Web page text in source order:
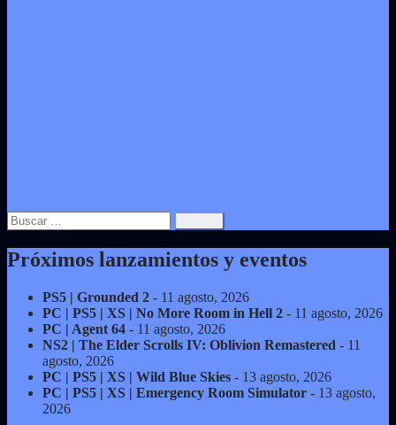
Buscar:
Próximos lanzamientos y eventos
PS5 | Grounded 2 - 11 agosto, 2026
PC | PS5 | XS | No More Room in Hell 2 - 11 agosto, 2026
PC | Agent 64 - 11 agosto, 2026
NS2 | The Elder Scrolls IV: Oblivion Remastered - 11
agosto, 2026
PC | PS5 | XS | Wild Blue Skies - 13 agosto, 2026
PC | PS5 | XS | Emergency Room Simulator - 13 agosto,
2026